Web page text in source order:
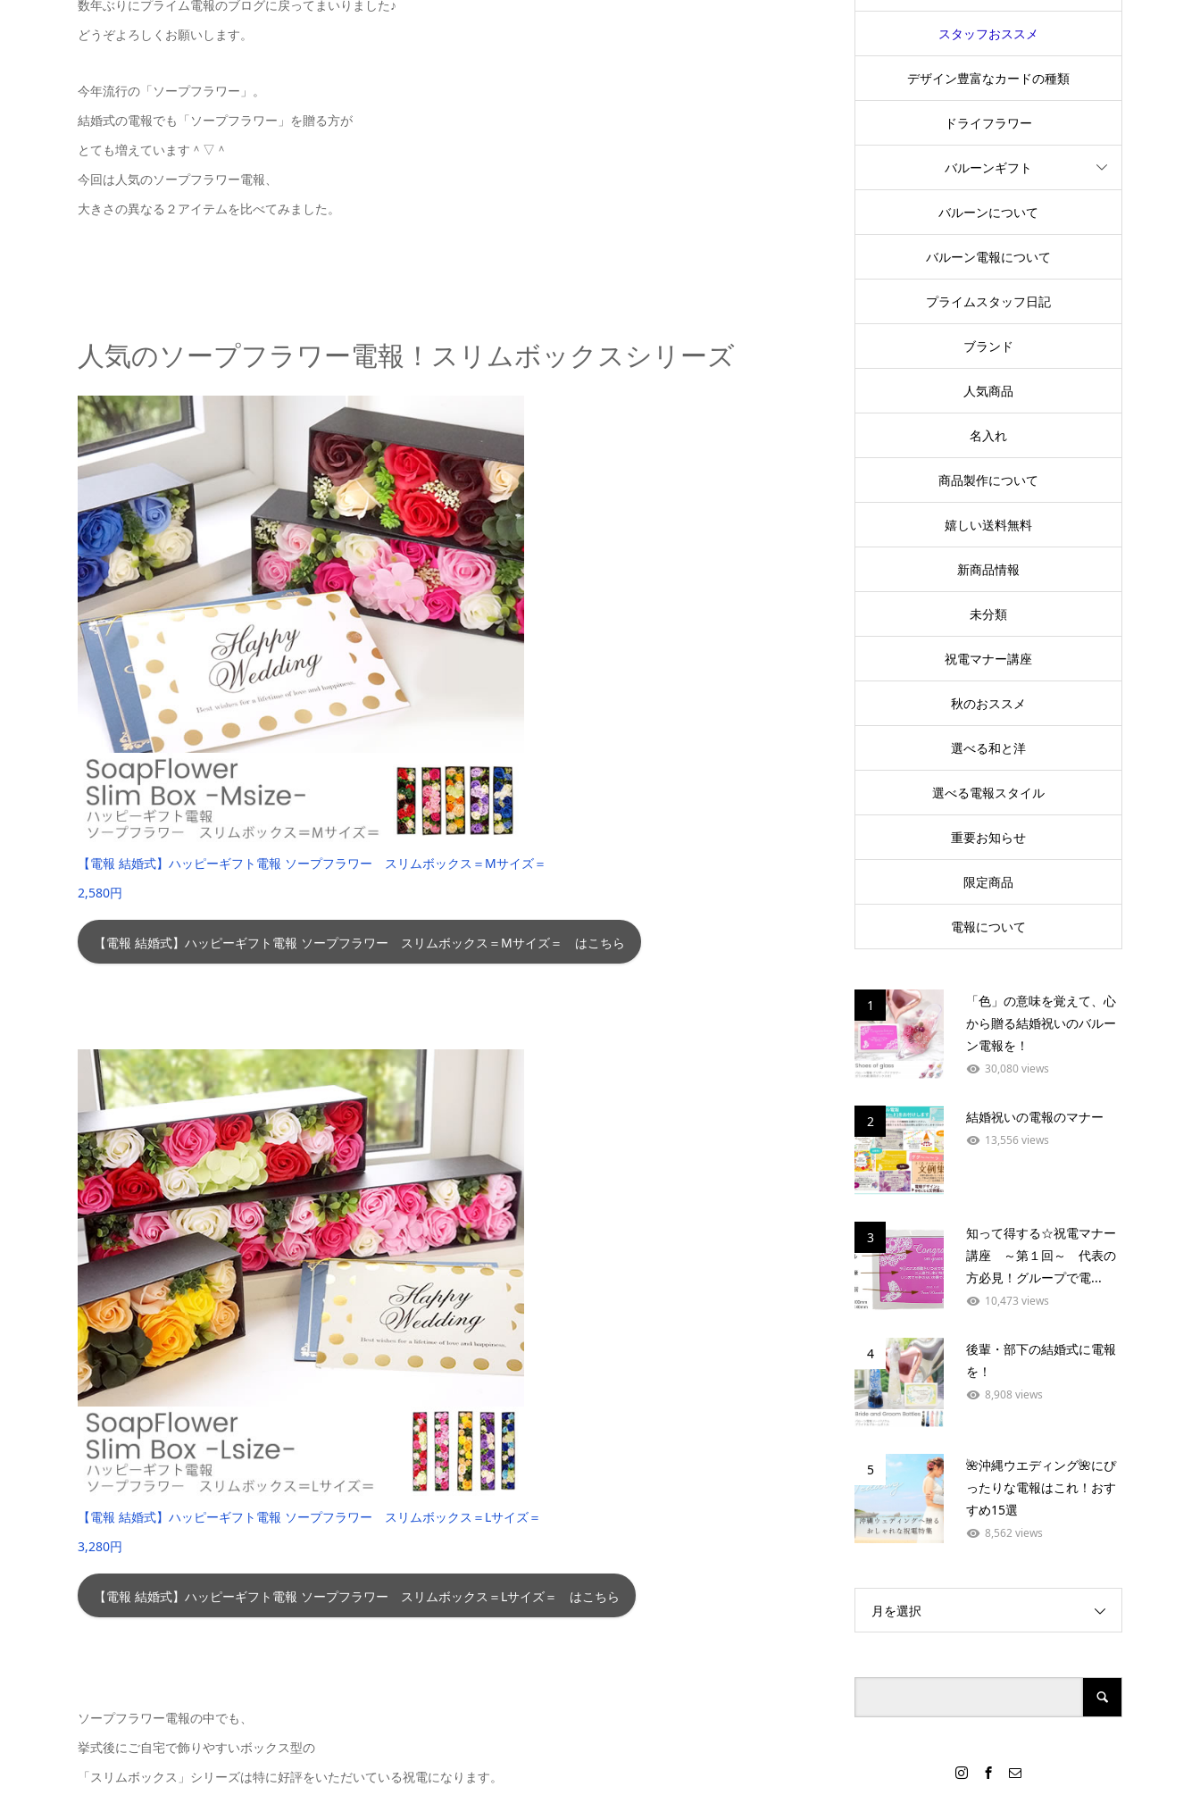
数年ぶりにプライム電報のブログに戻ってまいりました♪
どうぞよろしくお願いします。
今年流行の「ソープフラワー」。
結婚式の電報でも「ソープフラワー」を贈る方が
とても増えています＾▽＾
今回は人気のソープフラワー電報、
大きさの異なる２アイテムを比べてみました。
人気のソープフラワー電報！スリムボックスシリーズ
【電報 結婚式】ハッピーギフト電報 ソープフラワー スリムボックス＝Mサイズ＝
2,580円
【電報 結婚式】ハッピーギフト電報 ソープフラワー スリムボックス＝Mサイズ＝ はこちら
【電報 結婚式】ハッピーギフト電報 ソープフラワー スリムボックス＝Lサイズ＝
3,280円
【電報 結婚式】ハッピーギフト電報 ソープフラワー スリムボックス＝Lサイズ＝ はこちら
ソープフラワー電報の中でも、
挙式後にご自宅で飾りやすいボックス型の
「スリムボックス」シリーズは特に好評をいただいている祝電になります。
スタッフおススメ
デザイン豊富なカードの種類
ドライフラワー
バルーンギフト
バルーンについて
バルーン電報について
プライムスタッフ日記
ブランド
人気商品
名入れ
商品製作について
嬉しい送料無料
新商品情報
未分類
祝電マナー講座
秋のおススメ
選べる和と洋
選べる電報スタイル
重要お知らせ
限定商品
電報について
1
「色」の意味を覚えて、心
から贈る結婚祝いのバルー
ン電報を！
30,080 views
2 結婚祝いの電報のマナー
13,556 views
3
知って得する☆祝電マナー
講座 ～第１回～ 代表の
方必見！グループで電...
10,473 views
4
後輩・部下の結婚式に電報
を！
8,908 views
5
🌺沖縄ウエディング🌺にぴ
ったりな電報はこれ！おす
すめ15選
8,562 views
月を選択